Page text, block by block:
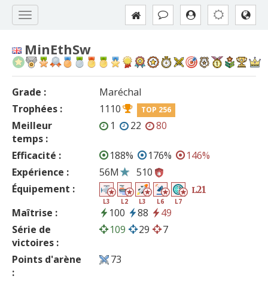
MinEthSw
Grade :
Maréchal
Trophées :
1110 TOP 256
Meilleur
temps :
1 22 80
Efficacité : 188% 176%
146%
Expérience :
56M
510
Équipement :
L3 L2 L3 L6 L7
L21
Maîtrise : 100 88
49
Série de
victoires :
109 29 7
Points d'arène
:
73